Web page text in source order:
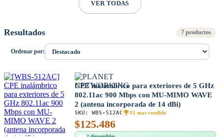
VER TODAS
Resultados 7 productos
Ordenar por:
CPE inalámbrico para exteriores de 5 GHz
802.11ac 900 Mbps con MU-MIMO WAVE
2 (antena incorporada de 14 dBi)
SKU: WBS-512AC #1 mas vendido
$125.486